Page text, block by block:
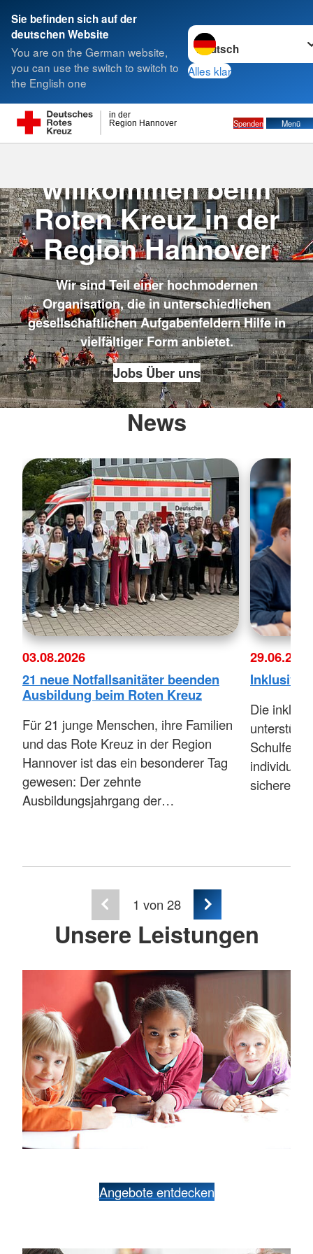
Sie befinden sich auf der
deutschen Website
You are on the German website,
you can use the switch to switch to
the English one
Sprache wechseln zu
Alles klar
Region Hannover
in der
Spenden Menü
Suche
willkommen beim
Roten Kreuz in der
Region Hannover
Wir sind Teil einer hochmodernen
Organisation, die in unterschiedlichen
gesellschaftlichen Aufgabenfeldern Hilfe in
vielfältiger Form anbietet.
Jobs Über uns
News
03.08.2026
21 neue Notfallsanitäter beenden
Ausbildung beim Roten Kreuz
Für 21 junge Menschen, ihre Familien
und das Rote Kreuz in der Region
Hannover ist das ein besonderer Tag
gewesen: Der zehnte
Ausbildungsjahrgang der…
29.06.2026
Inklusive
Die
sichere,…
1 von 28
Unsere Leistungen
Angebote entdecken